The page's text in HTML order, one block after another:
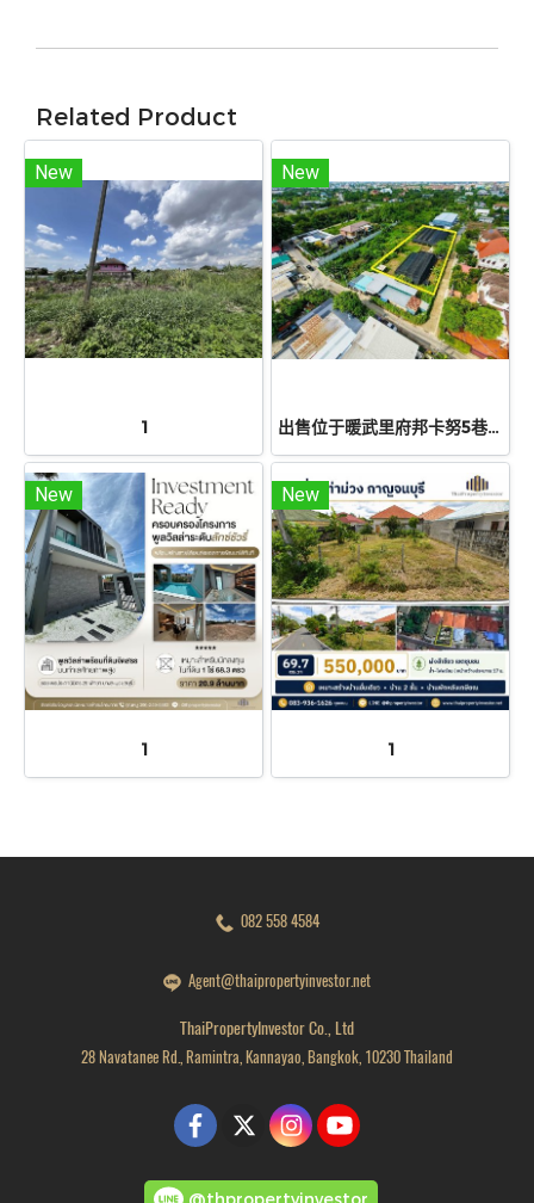
Related Product
New
1
New
出售位于暖武里府邦卡努5巷（Soi Bang Khanun 5）的优质空地。总面积为1莱2岸86.7平方哇（686.7平方哇）。地理位置优越，近Ratchaphruek 路和拉玛五世环岛（Rama 5 roundabout）。交通便利，可轻松往返市区。是建造豪华住宅、豪华公寓、家庭办公室、办公楼、咖啡馆或进行长期投资的理想之选。
New
1
New
1
082 558 4584
Agent@thaipropertyinvestor.net
ThaiPropertyInvestor Co., Ltd
28 Navatanee Rd., Ramintra, Kannayao, Bangkok, 10230 Thailand